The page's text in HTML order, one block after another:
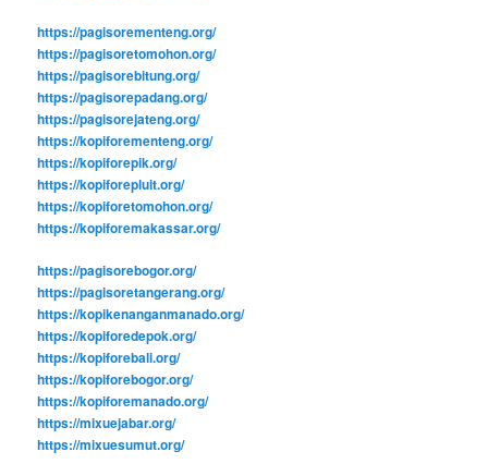
https://pagisorementeng.org/
https://pagisoretomohon.org/
https://pagisorebitung.org/
https://pagisorepadang.org/
https://pagisorejateng.org/
https://kopiforementeng.org/
https://kopiforepik.org/
https://kopiforepluit.org/
https://kopiforetomohon.org/
https://kopiforemakassar.org/
https://pagisorebogor.org/
https://pagisoretangerang.org/
https://kopikenanganmanado.org/
https://kopiforedepok.org/
https://kopiforebali.org/
https://kopiforebogor.org/
https://kopiforemanado.org/
https://mixuejabar.org/
https://mixuesumut.org/